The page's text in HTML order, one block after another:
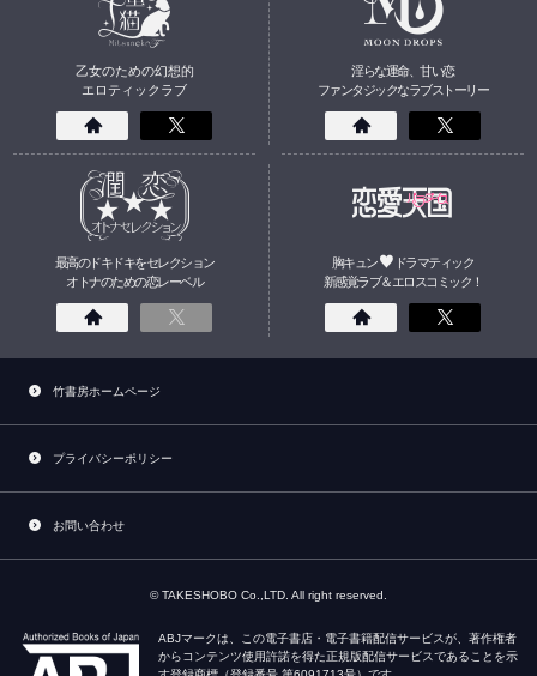
乙女のための幻想的
エロティックラブ
淫らな運命、甘い恋
ファンタジックなラブストーリー
最高のドキドキをセレクション
オトナのための恋レーベル
胸キュン
ドラマティック
新感覚ラブ＆エロスコミック！
竹書房ホームページ
プライバシーポリシー
お問い合わせ
© TAKESHOBO Co.,LTD. All right reserved.
ABJマークは、この電子書店・電子書籍配信サービスが、著作権者
からコンテンツ使用許諾を得た正規版配信サービスであることを示